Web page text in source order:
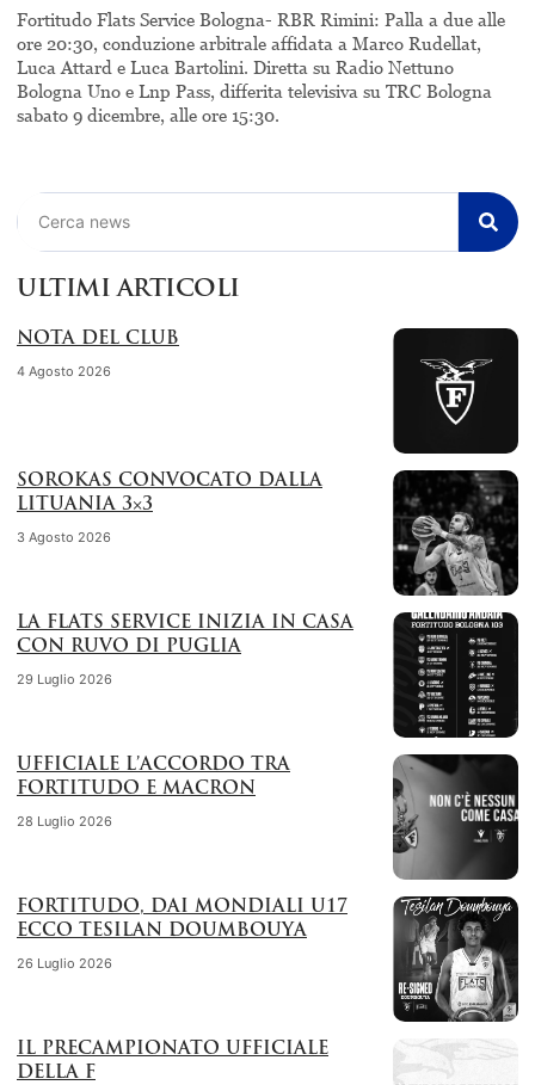
Fortitudo Flats Service Bologna- RBR Rimini: Palla a due alle
ore 20:30, conduzione arbitrale affidata a Marco Rudellat,
Luca Attard e Luca Bartolini. Diretta su Radio Nettuno
Bologna Uno e Lnp Pass, differita televisiva su TRC Bologna
sabato 9 dicembre, alle ore 15:30.
ULTIMI ARTICOLI
NOTA DEL CLUB
4 Agosto 2026
SOROKAS CONVOCATO DALLA
LITUANIA 3×3
3 Agosto 2026
LA FLATS SERVICE INIZIA IN CASA
CON RUVO DI PUGLIA
29 Luglio 2026
UFFICIALE L’ACCORDO TRA
FORTITUDO E MACRON
28 Luglio 2026
FORTITUDO, DAI MONDIALI U17
ECCO TESILAN DOUMBOUYA
26 Luglio 2026
IL PRECAMPIONATO UFFICIALE
DELLA F